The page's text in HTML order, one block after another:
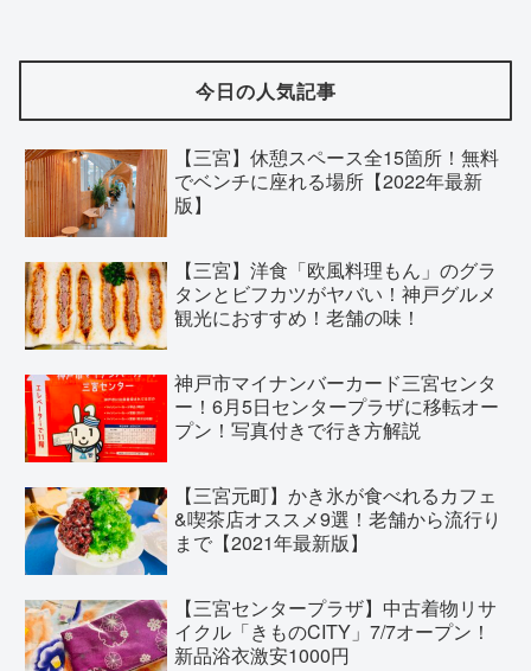
今日の人気記事
【三宮】休憩スペース全15箇所！無料
でベンチに座れる場所【2022年最新
版】
【三宮】洋食「欧風料理もん」のグラ
タンとビフカツがヤバい！神戸グルメ
観光におすすめ！老舗の味！
神戸市マイナンバーカード三宮センタ
ー！6月5日センタープラザに移転オー
プン！写真付きで行き方解説
【三宮元町】かき氷が食べれるカフェ
&喫茶店オススメ9選！老舗から流行り
まで【2021年最新版】
【三宮センタープラザ】中古着物リサ
イクル「きものCITY」7/7オープン！
新品浴衣激安1000円